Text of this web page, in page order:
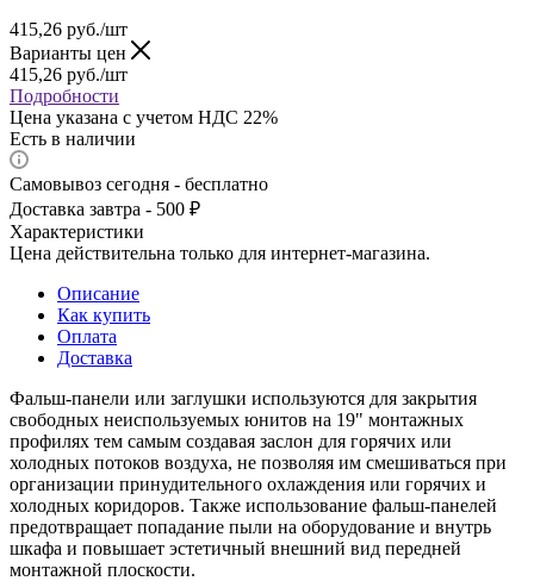
415,26 руб./шт
Варианты цен
415,26 руб./шт
Подробности
Цена указана с учетом НДС 22%
Есть в наличии
Самовывоз сегодня - бесплатно
Доставка завтра - 500 ₽
Характеристики
Цена действительна только для интернет-магазина.
Описание
Как купить
Оплата
Доставка
Фальш-панели или заглушки используются для закрытия
свободных неиспользуемых юнитов на 19" монтажных
профилях тем самым создавая заслон для горячих или
холодных потоков воздуха, не позволяя им смешиваться при
организации принудительного охлаждения или горячих и
холодных коридоров. Также использование фальш-панелей
предотвращает попадание пыли на оборудование и внутрь
шкафа и повышает эстетичный внешний вид передней
монтажной плоскости.